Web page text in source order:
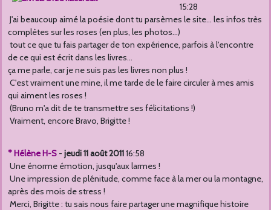
15:28
J'ai beaucoup aimé la poésie dont tu parsèmes le site... les infos très
complètes sur les roses (en plus, les photos...)
tout ce que tu fais partager de ton expérience, parfois à l'encontre
de ce qui est écrit dans les livres...
ça me parle, car je ne suis pas les livres non plus !
C'est vraiment une mine, il me tarde de le faire circuler à mes amis
qui aiment les roses !
(Bruno m'a dit de te transmettre ses félicitations !)
Vraiment, encore Bravo, Brigitte !
* Hélène H-S - jeudi 11 août 201116:58
Une énorme émotion, jusqu'aux larmes !
Une impression de plénitude, comme face à la mer ou la montagne,
après des mois de stress !
Merci, Brigitte : tu sais nous faire partager une magnifique histoire